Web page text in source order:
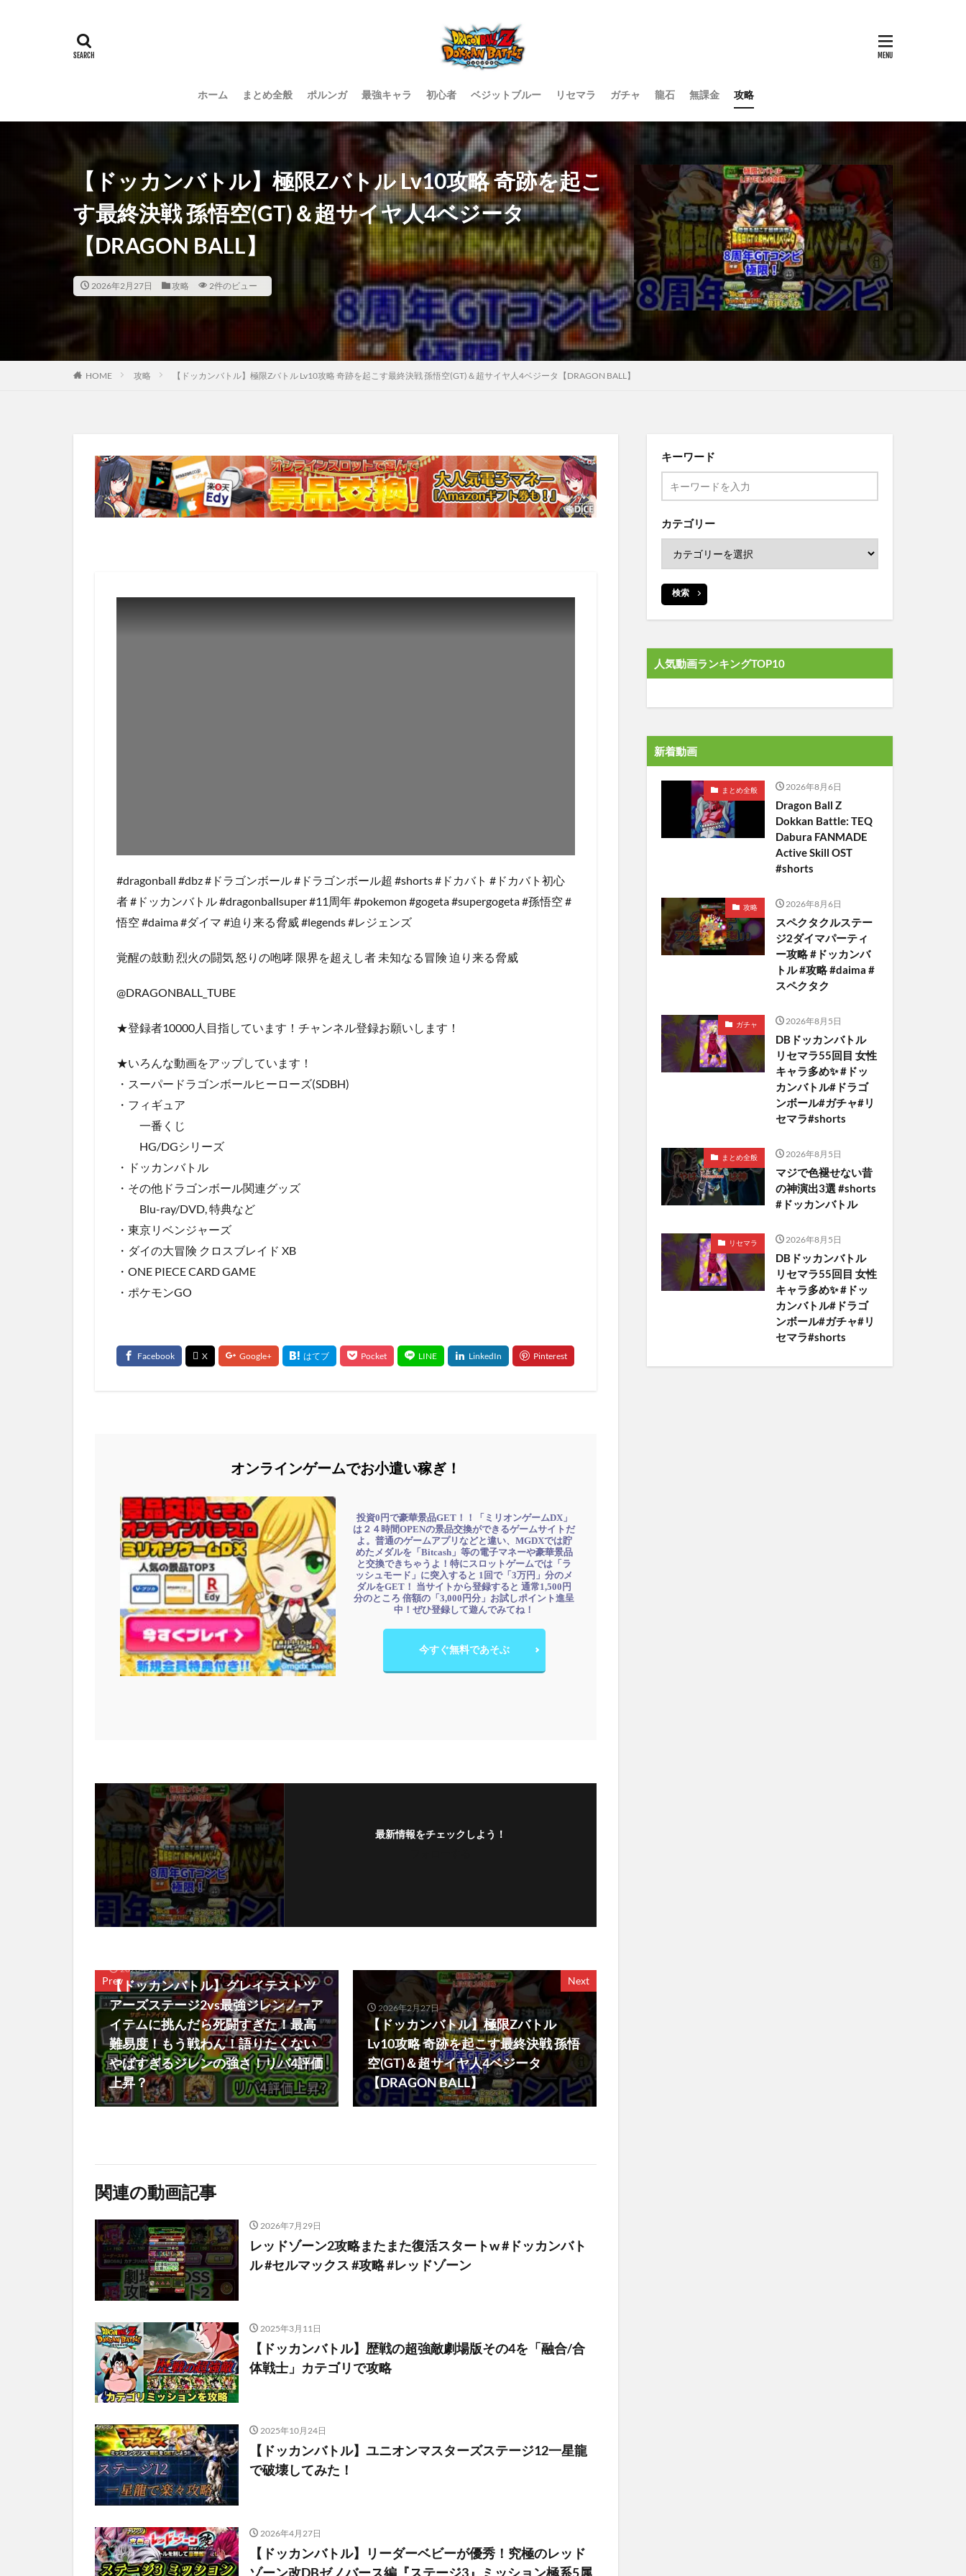
ホーム まとめ全般 ポルンガ 最強キャラ 初心者 ベジットブルー リセマラ ガチャ 龍石 無課金 攻略
【ドッカンバトル】極限Zバトル Lv10攻略 奇跡を起こ
す最終決戦 孫悟空(GT)＆超サイヤ人4ベジータ
【DRAGON BALL】
2026年2月27日 攻略 2件のビュー
HOME 攻略 【ドッカンバトル】極限Zバトル Lv10攻略 奇跡を起こす最終決戦 孫悟空(GT)＆超サイヤ人4ベジータ【DRAGON BALL】
#dragonball #dbz #ドラゴンボール #ドラゴンボール超 #shorts #ドカバト #ドカバト初心
者 #ドッカンバトル #dragonballsuper #11周年 #pokemon #gogeta #supergogeta #孫悟空 #
悟空 #daima #ダイマ #迫り来る脅威 #legends #レジェンズ
覚醒の鼓動 烈火の闘気 怒りの咆哮 限界を超えし者 未知なる冒険 迫り来る脅威
@DRAGONBALL_TUBE
★登録者10000人目指しています！チャンネル登録お願いします！
★いろんな動画をアップしています！
・スーパードラゴンボールヒーローズ(SDBH)
・フィギュア
一番くじ
HG/DGシリーズ
・ドッカンバトル
・その他ドラゴンボール関連グッズ
Blu-ray/DVD, 特典など
・東京リベンジャーズ
・ダイの大冒険 クロスブレイド XB
・ONE PIECE CARD GAME
・ポケモンGO
オンラインゲームでお小遣い稼ぎ！
投資0円で豪華景品GET！！「ミリオンゲームDX」
は２４時間OPENの景品交換ができるゲームサイトだ
よ。普通のゲームアプリなどと違い、MGDXでは貯
めたメダルを「Bitcash」等の電子マネーや豪華景品
と交換できちゃうよ！特にスロットゲームでは「ラ
ッシュモード」に突入すると 1回で「3万円」分のメ
ダルをGET！ 当サイトから登録すると 通常1,500円
分のところ 倍額の「3,000円分」お試しポイント進呈
中！ぜひ登録して遊んでみてね！
今すぐ無料であそぶ
最新情報をチェックしよう！
Prev
2026年2月27日
【ドッカンバトル】グレイテストツ
アーズステージ2vs最強ジレンノーア
イテムに挑んだら死闘すぎた！最高
難易度！もう戦わん！語りたくない
やばすぎるジレンの強さ！リバ4評価
上昇？
Next
2026年2月27日
【ドッカンバトル】極限Zバトル
Lv10攻略 奇跡を起こす最終決戦 孫悟
空(GT)＆超サイヤ人4ベジータ
【DRAGON BALL】
関連の動画記事
2026年7月29日
レッドゾーン2攻略またまた復活スタートw #ドッカンバト
ル #セルマックス #攻略 #レッドゾーン
2025年3月11日
【ドッカンバトル】歴戦の超強敵劇場版その4を「融合/合
体戦士」カテゴリで攻略
2025年10月24日
【ドッカンバトル】ユニオンマスターズステージ12一星龍
で破壊してみた！
2026年4月27日
【ドッカンバトル】リーダーベビーが優秀！究極のレッド
ゾーン改DBゼノバース編『ステージ3』ミッション極系5属
キーワード
カテゴリー
検索
人気動画ランキングTOP10
新着動画
まとめ全般 2026年8月6日
Dragon Ball Z
Dokkan Battle: TEQ
Dabura FANMADE
Active Skill OST
#shorts
攻略 2026年8月6日
スペクタクルステー
ジ2ダイマパーティ
ー攻略 #ドッカンバ
トル #攻略 #daima #
スペクタク
ガチャ 2026年8月5日
DBドッカンバトル
リセマラ55回目 女性
キャラ多め✨️ #ドッ
カンバトル#ドラゴ
ンボール#ガチャ#リ
セマラ#shorts
まとめ全般 2026年8月5日
マジで色褪せない昔
の神演出3選 #shorts
#ドッカンバトル
リセマラ 2026年8月5日
DBドッカンバトル
リセマラ55回目 女性
キャラ多め✨️ #ドッ
カンバトル#ドラゴ
ンボール#ガチャ#リ
セマラ#shorts